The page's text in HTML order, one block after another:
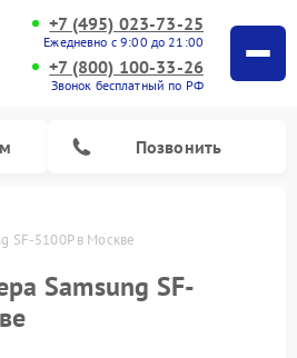
+7 (495) 023-73-25
Ежедневно с 9:00 до 21:00
+7 (800) 100-33-26
Звонок бесплатный по РФ
Позвонить
SF-5100P в Москве
Samsung SF-